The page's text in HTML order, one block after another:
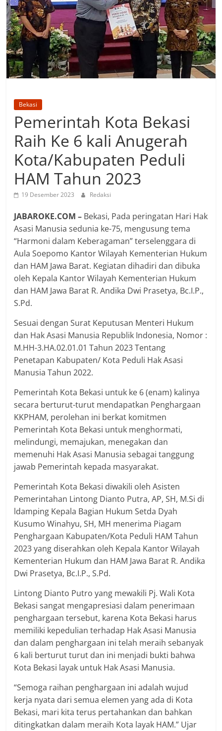
Bekasi
Pemerintah Kota Bekasi
Raih Ke 6 kali Anugerah
Kota/Kabupaten Peduli
HAM Tahun 2023
19 Desember 2023 Redaksi
JABAROKE.COM – Bekasi, Pada peringatan Hari Hak
Asasi Manusia sedunia ke-75, mengusung tema
“Harmoni dalam Keberagaman” terselenggara di
Aula Soepomo Kantor Wilayah Kementerian Hukum
dan HAM Jawa Barat. Kegiatan dihadiri dan dibuka
oleh Kepala Kantor Wilayah Kementerian Hukum
dan HAM Jawa Barat R. Andika Dwi Prasetya, Bc.I.P.,
S.Pd.
Sesuai dengan Surat Keputusan Menteri Hukum
dan Hak Asasi Manusia Republik Indonesia, Nomor :
M.HH-3.HA.02.01.01 Tahun 2023 Tentang
Penetapan Kabupaten/ Kota Peduli Hak Asasi
Manusia Tahun 2022.
Pemerintah Kota Bekasi untuk ke 6 (enam) kalinya
secara berturut-turut mendapatkan Penghargaan
KKPHAM, perolehan ini berkat komitmen
Pemerintah Kota Bekasi untuk menghormati,
melindungi, memajukan, menegakan dan
memenuhi Hak Asasi Manusia sebagai tanggung
jawab Pemerintah kepada masyarakat.
Pemerintah Kota Bekasi diwakili oleh Asisten
Pemerintahan Lintong Dianto Putra, AP, SH, M.Si di
ldamping Kepala Bagian Hukum Setda Dyah
Kusumo Winahyu, SH, MH menerima Piagam
Penghargaan Kabupaten/Kota Peduli HAM Tahun
2023 yang diserahkan oleh Kepala Kantor Wilayah
Kementerian Hukum dan HAM Jawa Barat R. Andika
Dwi Prasetya, Bc.I.P., S.Pd.
Lintong Dianto Putro yang mewakili Pj. Wali Kota
Bekasi sangat mengapresiasi dalam penerimaan
penghargaan tersebut, karena Kota Bekasi harus
memiliki kepedulian terhadap Hak Asasi Manusia
dan dalam penghargaan ini telah meraih sebanyak
6 kali berturut turut dan ini menjadi bukti bahwa
Kota Bekasi layak untuk Hak Asasi Manusia.
“Semoga raihan penghargaan ini adalah wujud
kerja nyata dari semua elemen yang ada di Kota
Bekasi, mari kita terus pertahankan dan bahkan
ditingkatkan dalam meraih Kota layak HAM.” Ujar